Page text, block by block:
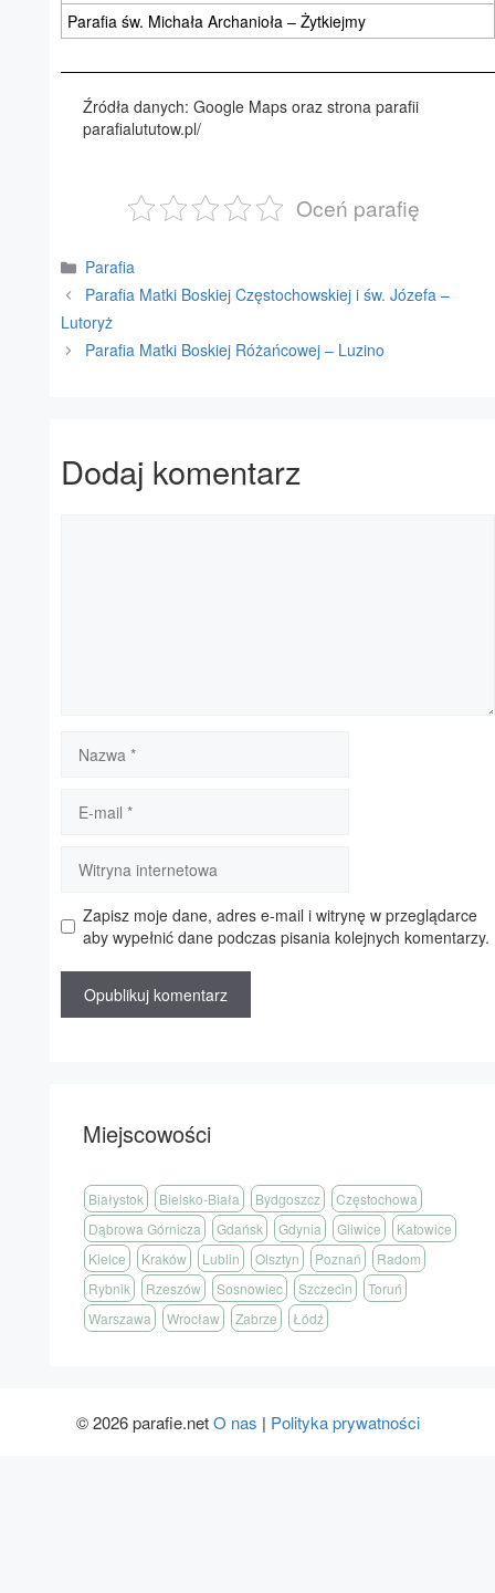
Parafia św. Michała Archanioła – Żytkiejmy
Źródła danych: Google Maps oraz strona parafii
parafialututow.pl/
Oceń parafię
Kategorie
Parafia
Parafia Matki Boskiej Częstochowskiej i św. Józefa –
Lutoryż
Parafia Matki Boskiej Różańcowej – Luzino
Dodaj komentarz
mail
internetowa
Zapisz moje dane, adres e-mail i witrynę w przeglądarce
aby wypełnić dane podczas pisania kolejnych komentarzy.
Miejscowości
Białystok Bielsko-Biała Bydgoszcz
Częstochowa
Dąbrowa Górnicza
Gdańsk Gdynia Gliwice
Katowice
Kielce
Kraków Lublin Olsztyn Poznań
Radom
Rybnik
Rzeszów Sosnowiec Szczecin
Toruń
Warszawa
Wrocław Zabrze Łódź
© 2026 parafie.netO nas | Polityka prywatności